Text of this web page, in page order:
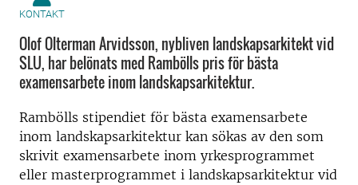
KONTAKT
Olof Olterman Arvidsson, nybliven landskapsarkitekt vid
SLU, har belönats med Rambölls pris för bästa
examensarbete inom landskapsarkitektur.
Rambölls stipendiet för bästa examensarbete
inom landskapsarkitektur kan sökas av den som
skrivit examensarbete inom yrkesprogrammet
eller masterprogrammet i landskapsarkitektur vid